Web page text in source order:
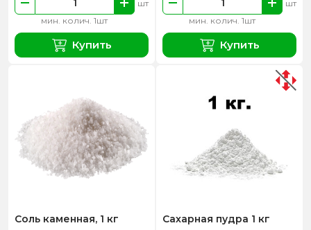
мин. колич. 1шт
шт
Купить
мин. колич. 1шт
шт
Купить
Соль каменная, 1 кг
Сахарная пудра 1 кг